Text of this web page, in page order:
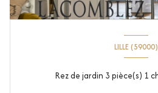
LILLE (59000)